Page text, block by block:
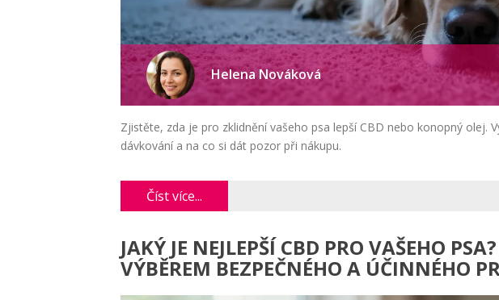
Helena Nováková
Zjistěte, zda je pro zklidnění vašeho psa lepší CBD nebo konopný olej.
dávkování a na co si dát pozor při nákupu.
Číst více...
JAKÝ JE NEJLEPŠÍ CBD PRO VAŠEHO
VÝBĚREM BEZPEČNÉHO A ÚČINNÉHO